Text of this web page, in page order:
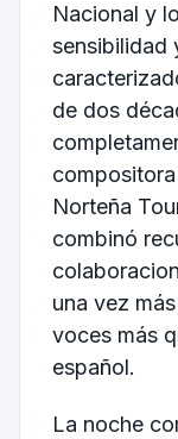
Nacional y
sensibilidad
de dos
Norteña
combinó
una vez
voces más
español.
La noche